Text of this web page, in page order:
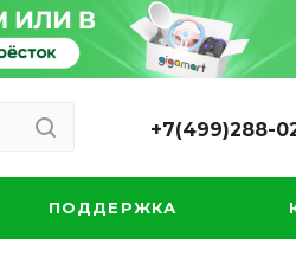
+7(499)288-
ПОДДЕРЖКА